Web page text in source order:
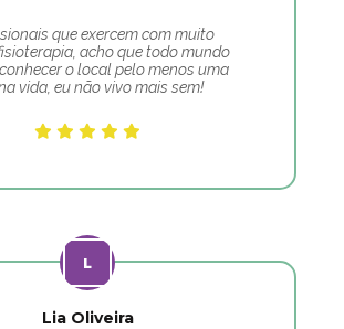
que exercem com muito
acho que todo mundo
o local pelo menos uma
vida, eu não vivo mais sem!
Lia Oliveira